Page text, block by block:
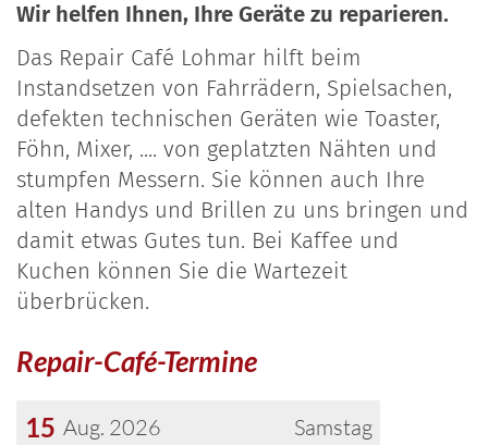
Wir helfen Ihnen, Ihre Geräte zu reparieren.
Das Repair Café Lohmar hilft beim
Instandsetzen von Fahrrädern, Spielsachen,
defekten technischen Geräten wie Toaster,
Föhn, Mixer, .... von geplatzten Nähten und
stumpfen Messern. Sie können auch Ihre
alten Handys und Brillen zu uns bringen und
damit etwas Gutes tun. Bei Kaffee und
Kuchen können Sie die Wartezeit
überbrücken.
Repair-Café-Termine
Samstag
15 Aug. 2026